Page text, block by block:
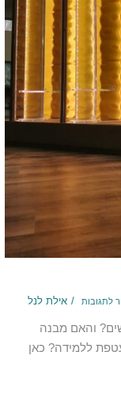
לתגובות אילת לנל
והאם מבנה
ללמידה? כאן